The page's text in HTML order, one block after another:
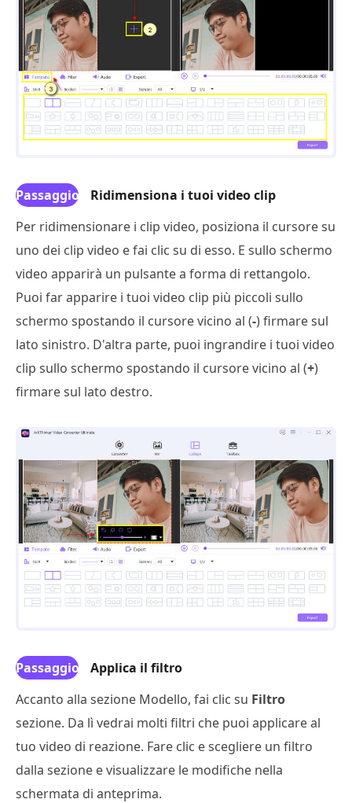
Passaggio
3
Ridimensiona i tuoi video clip
Per ridimensionare i clip video, posiziona il cursore su
uno dei clip video e fai clic su di esso. E sullo schermo
video apparirà un pulsante a forma di rettangolo.
Puoi far apparire i tuoi video clip più piccoli sullo
schermo spostando il cursore vicino al (-) firmare sul
lato sinistro. D'altra parte, puoi ingrandire i tuoi video
clip sullo schermo spostando il cursore vicino al (+)
firmare sul lato destro.
Passaggio
Applica il filtro
Accanto alla sezione Modello, fai clic su Filtro
sezione. Da lì vedrai molti filtri che puoi applicare al
tuo video di reazione. Fare clic e scegliere un filtro
dalla sezione e visualizzare le modifiche nella
schermata di anteprima.